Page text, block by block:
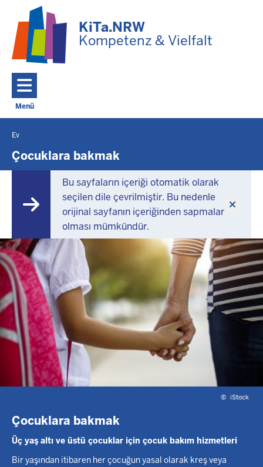
KiTa.NRW
Kompetenz & Vielfalt
Menü
Toggle navigation: Ana Menü
Burada
bulunuyorsunuz
Ev
Çocuklara bakmak
Bu sayfaların içeriği otomatik olarak
seçilen dile çevrilmiştir. Bu nedenle
orijinal sayfanın içeriğinden sapmalar
olması mümkündür.
© iStock
Çocuklara bakmak
Üç yaş altı ve üstü çocuklar için çocuk bakım hizmetleri
Bir yaşından itibaren her çocuğun yasal olarak kreş veya